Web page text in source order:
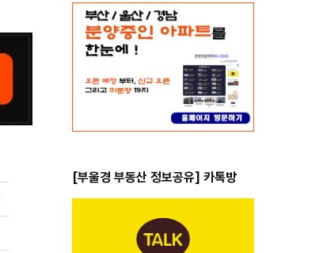
[부울경 부동산 정보공유] 카톡방